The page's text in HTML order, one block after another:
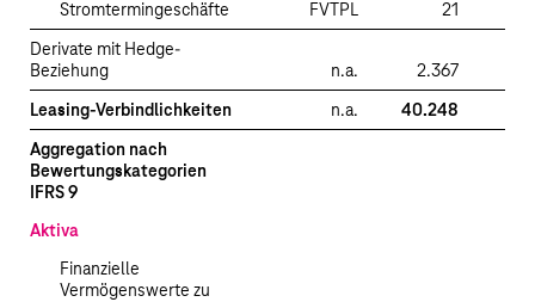
Stromtermingeschäfte
FVTPL 21
Derivate mit Hedge-
Beziehung
n.a. 2.367
Leasing-Verbindlichkeiten n.a. 40.248
Aggregation nach
Bewertungskategorien
IFRS 9
Aktiva
Finanzielle
Vermögenswerte zu